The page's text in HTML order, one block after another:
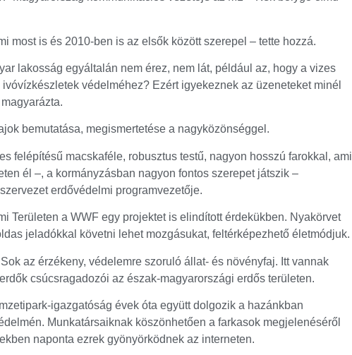
most is és 2010-ben is az elsők között szerepel – tette hozzá.
lakosság egyáltalán nem érez, nem lát, például az, hogy a vizes
védelméhez? Ezért igyekeznek az üzeneteket minél
bemutatása, megismertetése a nagyközönséggel.
felépítésű macskaféle, robusztus testű, nagyon hosszú farokkal, ami
él –, a kormányzásban nagyon fontos szerepet játszik –
erdővédelmi programvezetője.
Területen a WWF egy projektet is elindított érdekükben. Nyakörvet
jeladókkal követni lehet mozgásukat, feltérképezhető életmódjuk.
az érzékeny, védelemre szoruló állat- és növényfaj. Itt vannak
csúcsragadozói az észak-magyarországi erdős területen.
igazgatóság évek óta együtt dolgozik a hazánkban
Munkatársaiknak köszönhetően a farkasok megjelenéséről
naponta ezrek gyönyörködnek az interneten.